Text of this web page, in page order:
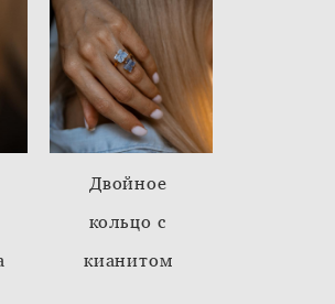
Двойное
кольцо с
кианитом